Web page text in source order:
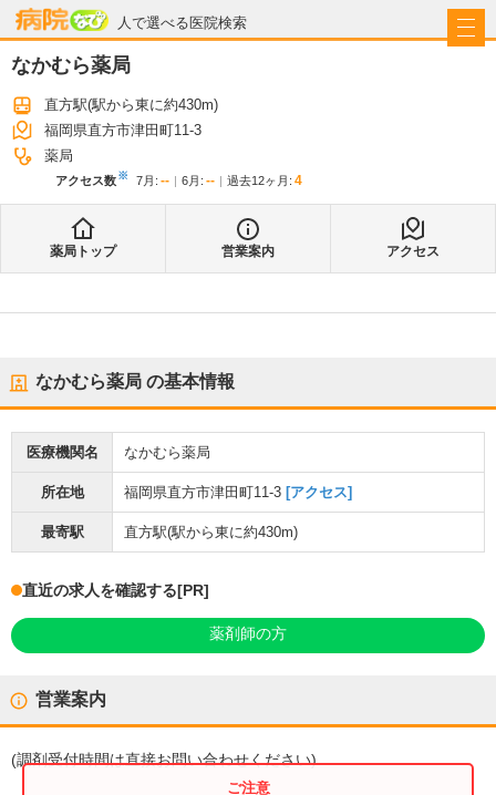
人で選べる医院検索
病院なび
なかむら薬局
直方駅(駅から東に約430m)
福岡県直方市津田町11-3
薬局
アクセス数※ 7月 : -- 6月 : -- 過去12ヶ月: 4
薬局トップ 営業案内 アクセス
なかむら薬局 の基本情報
医療機関名 なかむら薬局
所在地 福岡県直方市津田町11-3 [アクセス]
最寄駅 直方駅(駅から東に約430m)
直近の求人を確認する[PR]
薬剤師の方
営業案内
(調剤受付時間は直接お問い合わせください)